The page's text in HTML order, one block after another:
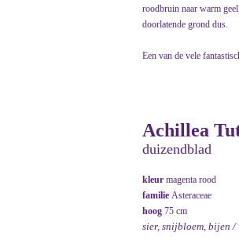
roodbruin naar warm
doorlatende grond dus.
Een van de vele
Achillea
duizendblad
kleur magenta rood
familie Asteraceae
hoog 75 cm
sier, snijbloem, bijen